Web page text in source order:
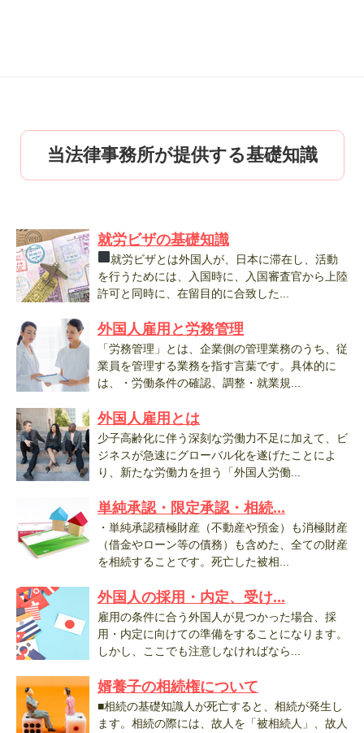
当法律事務所が提供する基礎知識
就労ビザの基礎知識
就労ビザとは外国人が、日本に滞在し、活動
を行うためには、入国時に、入国審査官から上陸
許可と同時に、在留目的に合致した...
外国人雇用と労務管理
「労務管理」とは、企業側の管理業務のうち、従
業員を管理する業務を指す言葉です。具体的に
は、・労働条件の確認、調整・就業規...
外国人雇用とは
少子高齢化に伴う深刻な労働力不足に加えて、ビ
ジネスが急速にグローバル化を遂げたことによ
り、新たな労働力を担う「外国人労働...
単純承認・限定承認・相続...
・単純承認積極財産（不動産や預金）も消極財産
（借金やローン等の債務）も含めた、全ての財産
を相続することです。死亡した被相...
外国人の採用・内定、受け...
雇用の条件に合う外国人が見つかった場合、採
用・内定に向けての準備をすることになります。
しかし、ここでも注意しなければなら...
婿養子の相続権について
■相続の基礎知識人が死亡すると、相続が発生し
ます。相続の際には、故人を「被相続人」、故人